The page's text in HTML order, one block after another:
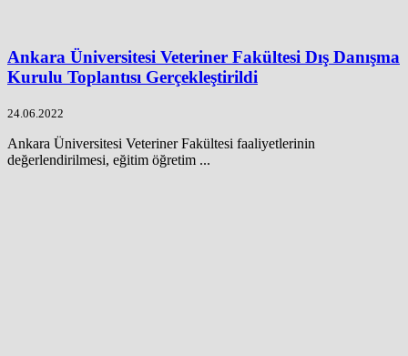
Ankara Üniversitesi Veteriner Fakültesi Dış Danışma
Kurulu Toplantısı Gerçekleştirildi
24.06.2022
Ankara Üniversitesi Veteriner Fakültesi faaliyetlerinin
değerlendirilmesi, eğitim öğretim ...